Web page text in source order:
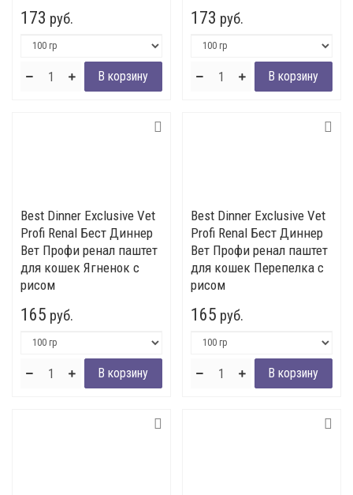
173 руб. 173 руб.
Best Dinner Exclusive Vet
Profi Renal Бест Диннер
Вет Профи ренал паштет
для кошек Ягненок с
рисом
165 руб.
Best Dinner Exclusive Vet
Profi Renal Бест Диннер
Вет Профи ренал паштет
для кошек Перепелка с
рисом
165 руб.